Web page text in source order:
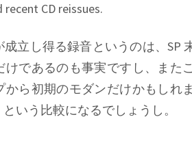
CD reissues.
立し得る録音というのは、SP
けであるのも事実ですし、また
から初期のモダンだけかもし
いう比較になるでしょうし。